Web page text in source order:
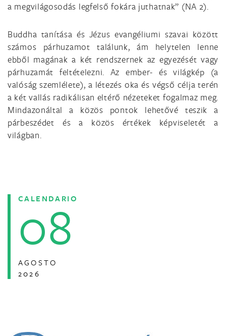
a megvilágosodás legfelső fokára juthatnak” (NA 2).
Buddha tanítása és Jézus evangéliumi szavai között
számos párhuzamot találunk, ám helytelen lenne
ebből magának a két rendszernek az egyezését vagy
párhuzamát feltételezni. Az ember- és világkép (a
valóság szemlélete), a létezés oka és végső célja terén
a két vallás radikálisan eltérő nézeteket fogalmaz meg.
Mindazonáltal a közös pontok lehetővé teszik a
párbeszédet és a közös értékek képviseletét a
világban.
CALENDARIO
08
AGOSTO
2026